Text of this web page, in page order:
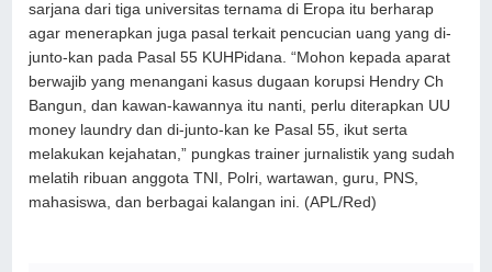
sarjana dari tiga universitas ternama di Eropa itu berharap
agar menerapkan juga pasal terkait pencucian uang yang di-
junto-kan pada Pasal 55 KUHPidana. “Mohon kepada aparat
berwajib yang menangani kasus dugaan korupsi Hendry Ch
Bangun, dan kawan-kawannya itu nanti, perlu diterapkan UU
money laundry dan di-junto-kan ke Pasal 55, ikut serta
melakukan kejahatan,” pungkas trainer jurnalistik yang sudah
melatih ribuan anggota TNI, Polri, wartawan, guru, PNS,
mahasiswa, dan berbagai kalangan ini. (APL/Red)